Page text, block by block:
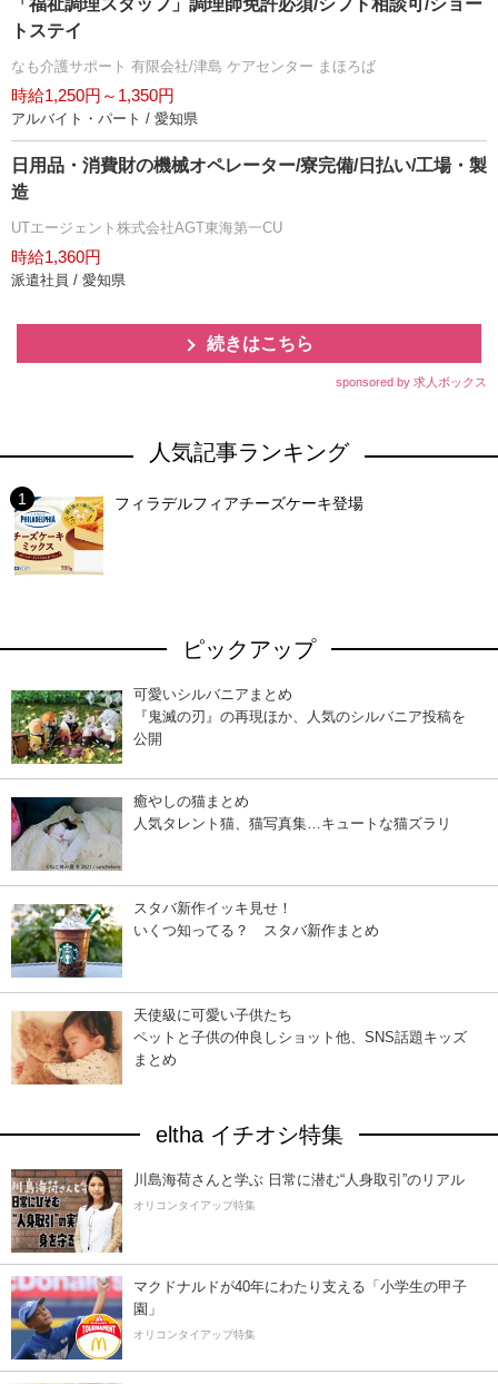
「福祉調理スタッフ」調理師免許必須/シフト相談可/ショー
トステイ
なも介護サポート 有限会社/津島 ケアセンター まほろば
時給1,250円～1,350円
アルバイト・パート / 愛知県
日用品・消費財の機械オペレーター/寮完備/日払い/工場・製
造
UTエージェント株式会社AGT東海第一CU
時給1,360円
派遣社員 / 愛知県
続きはこちら
sponsored by 求人ボックス
人気記事ランキング
フィラデルフィアチーズケーキ登場
ピックアップ
可愛いシルバニアまとめ
『鬼滅の刃』の再現ほか、人気のシルバニア投稿を
公開
癒やしの猫まとめ
人気タレント猫、猫写真集…キュートな猫ズラリ
スタバ新作イッキ見せ！
いくつ知ってる？ スタバ新作まとめ
天使級に可愛い子供たち
ペットと子供の仲良しショット他、SNS話題キッズ
まとめ
eltha イチオシ特集
川島海荷さんと学ぶ 日常に潜む“人身取引”のリアル
オリコンタイアップ特集
マクドナルドが40年にわたり支える「小学生の甲子
園」
オリコンタイアップ特集